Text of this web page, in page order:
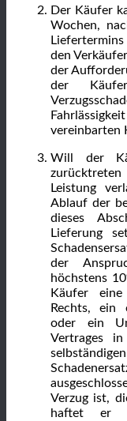
Der Käufer
Wochen,
den
der
der
vereinbarten
Will der
Leistung
Ablauf der
dieses
Lieferung
der
höchstens
Käufer
Rechts, ein
oder ein
Vertrages
Verzug ist,
haftet er